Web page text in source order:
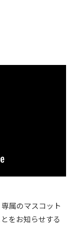
専属のマスコット
をお知らせする